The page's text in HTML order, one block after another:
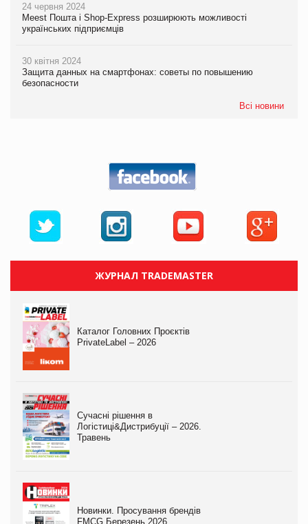
24 червня 2024
Meest Пошта і Shop-Express розширюють можливості
українських підприємців
30 квітня 2024
Защита данных на смартфонах: советы по повышению
безопасности
Всі новини
ЖУРНАЛ TRADEMASTER
Каталог Головних Проєктів
PrivateLabel – 2026
Сучасні рішення в
Логістиці&Дистрибуції – 2026.
Травень
Новинки. Просування брендів
FMCG.Березень 2026